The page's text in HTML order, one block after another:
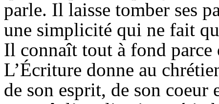
parle. Il laisse tomber ses
une simplicité qui ne fait
Il connaît tout à fond
L’Écriture donne au
de son esprit, de son coeur